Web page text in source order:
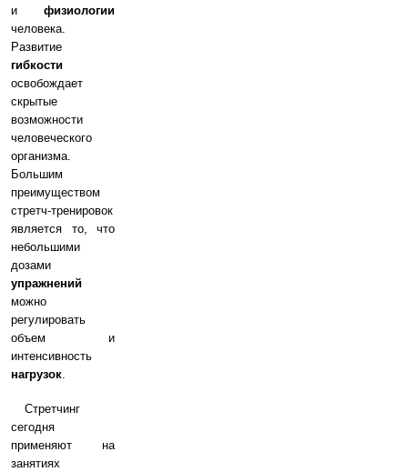
и физиологии
человека.
Развитие
гибкости
освобождает
скрытые
возможности
человеческого
организма.
Большим
преимуществом
стретч-тренировок
является то, что
небольшими
дозами
упражнений
можно
регулировать
объем и
интенсивность
нагрузок.
Стретчинг
сегодня
применяют на
занятиях